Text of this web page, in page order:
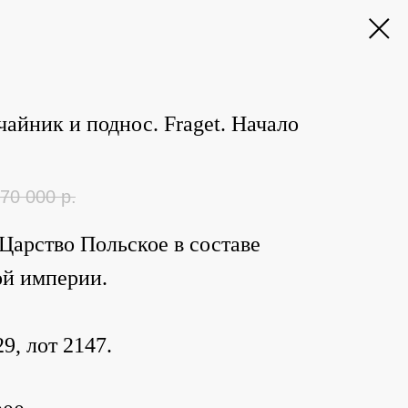
и поднос. Fraget. Начало
70 000 р.
Польское в составе
империи.
лот 2147.